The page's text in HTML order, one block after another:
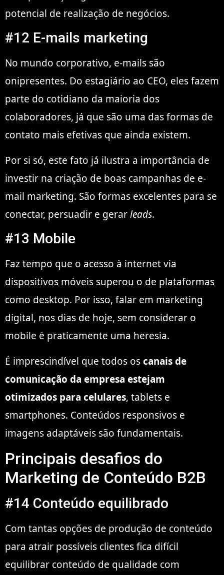
potencial de realização de negócios.
#12 E-mails marketing
No mundo corporativo, e-mails são
onipresentes. Do estagiário ao CEO, eles fazem
parte do cotidiano da maioria dos
colaboradores, já que são uma das formas de
contato mais efetivas que ainda existem.
Por si só, este fato já ilustra a importância de
investir na criação de boas campanhas de e-
mail marketing. São formas excelentes para se
conectar, persuadir e gerarleads.
#13 Mobile
Faz tempo que o acesso à internet via
dispositivos móveis superou o de plataformas
como desktop. Por isso, falar em marketing
digital, nos dias de hoje, sem considerar o
mobile é praticamente uma heresia.
É imprescindível que todos oscanais de
comunicação da empresa estejam
otimizados para celulares, tablets e
smartphones. Conteúdos responsivos e
imagens adaptáveis são fundamentais.
Principais desafios do
Marketing de Conteúdo B2B
#14 Conteúdo equilibrado
Com tantas opções de produção de conteúdo
para atrair possíveis clientes fica difícil
equilibrar conteúdo de qualidade com